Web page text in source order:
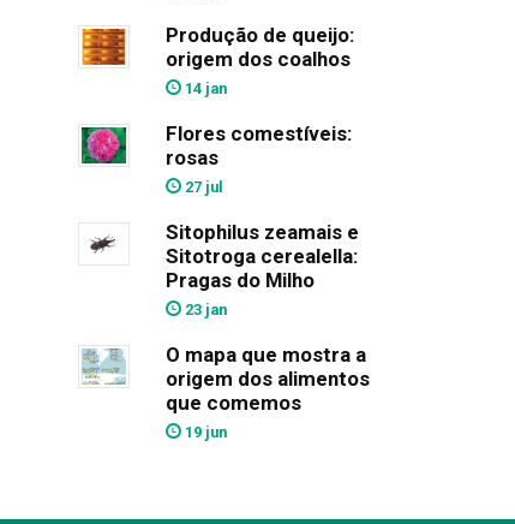
Produção de queijo:
origem dos coalhos
14 jan
Flores comestíveis:
rosas
27 jul
Sitophilus zeamais e
Sitotroga cerealella:
Pragas do Milho
23 jan
O mapa que mostra a
origem dos alimentos
que comemos
19 jun